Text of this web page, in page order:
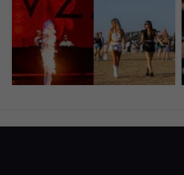
Prvý deň LOVESTREAMU
odštartoval vo veľkom.
Pozri si exkluzívne fotky
priamo z miesta diania